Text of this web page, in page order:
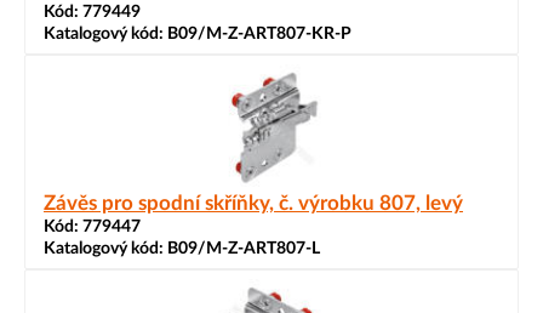
Kód: 779449
Katalogový kód: B09/M-Z-ART807-KR-P
Závěs pro spodní skříňky, č. výrobku 807, levý
Kód: 779447
Katalogový kód: B09/M-Z-ART807-L